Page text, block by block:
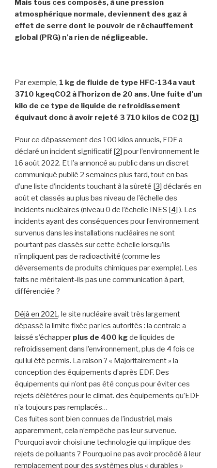
Mais tous ces composés, à une pression
atmosphérique normale, deviennent des gaz à
effet de serre dont le pouvoir de réchauffement
global (PRG) n’a rien de négligeable.
Par exemple, 1 kg de fluide de type HFC-134a vaut
3710 kgeqCO2 à l’horizon de 20 ans. Une fuite d’un
kilo de ce type de liquide de refroidissement
équivaut donc à avoir rejeté 3 710 kilos de CO2 [1]
Pour ce dépassement des 100 kilos annuels, EDF a
déclaré un incident significatif [2] pour l’environnement le
16 août 2022. Et l’a annoncé au public dans un discret
communiqué publié 2 semaines plus tard, tout en bas
d’une liste d’incidents touchant à la sûreté [3] déclarés en
août et classés au plus bas niveau de l’échelle des
incidents nucléaires (niveau 0 de l’échelle INES [4] ). Les
incidents ayant des conséquences pour l’environnement
survenus dans les installations nucléaires ne sont
pourtant pas classés sur cette échelle lorsqu’ils
n’impliquent pas de radioactivité (comme les
déversements de produits chimiques par exemple). Les
faits ne méritaient-ils pas une communication à part,
différenciée ?
Déjà en 2021 , le site nucléaire avait très largement
dépassé la limite fixée par les autorités : la centrale a
laissé s’échapper plus de 400 kg de liquides de
refroidissement dans l’environnement, plus de 4 fois ce
qui lui été permis. La raison ? « Majoritairement » la
conception des équipements d’après EDF. Des
équipements qui n’ont pas été conçus pour éviter ces
rejets délétères pour le climat. des équipements qu’EDF
n’a toujours pas remplacés…
Ces fuites sont bien connues de l’industriel, mais
apparemment, cela n’empêche pas leur survenue.
Pourquoi avoir choisi une technologie qui implique des
rejets de polluants ? Pourquoi ne pas avoir procédé à leur
remplacement pour des systèmes plus « durables »